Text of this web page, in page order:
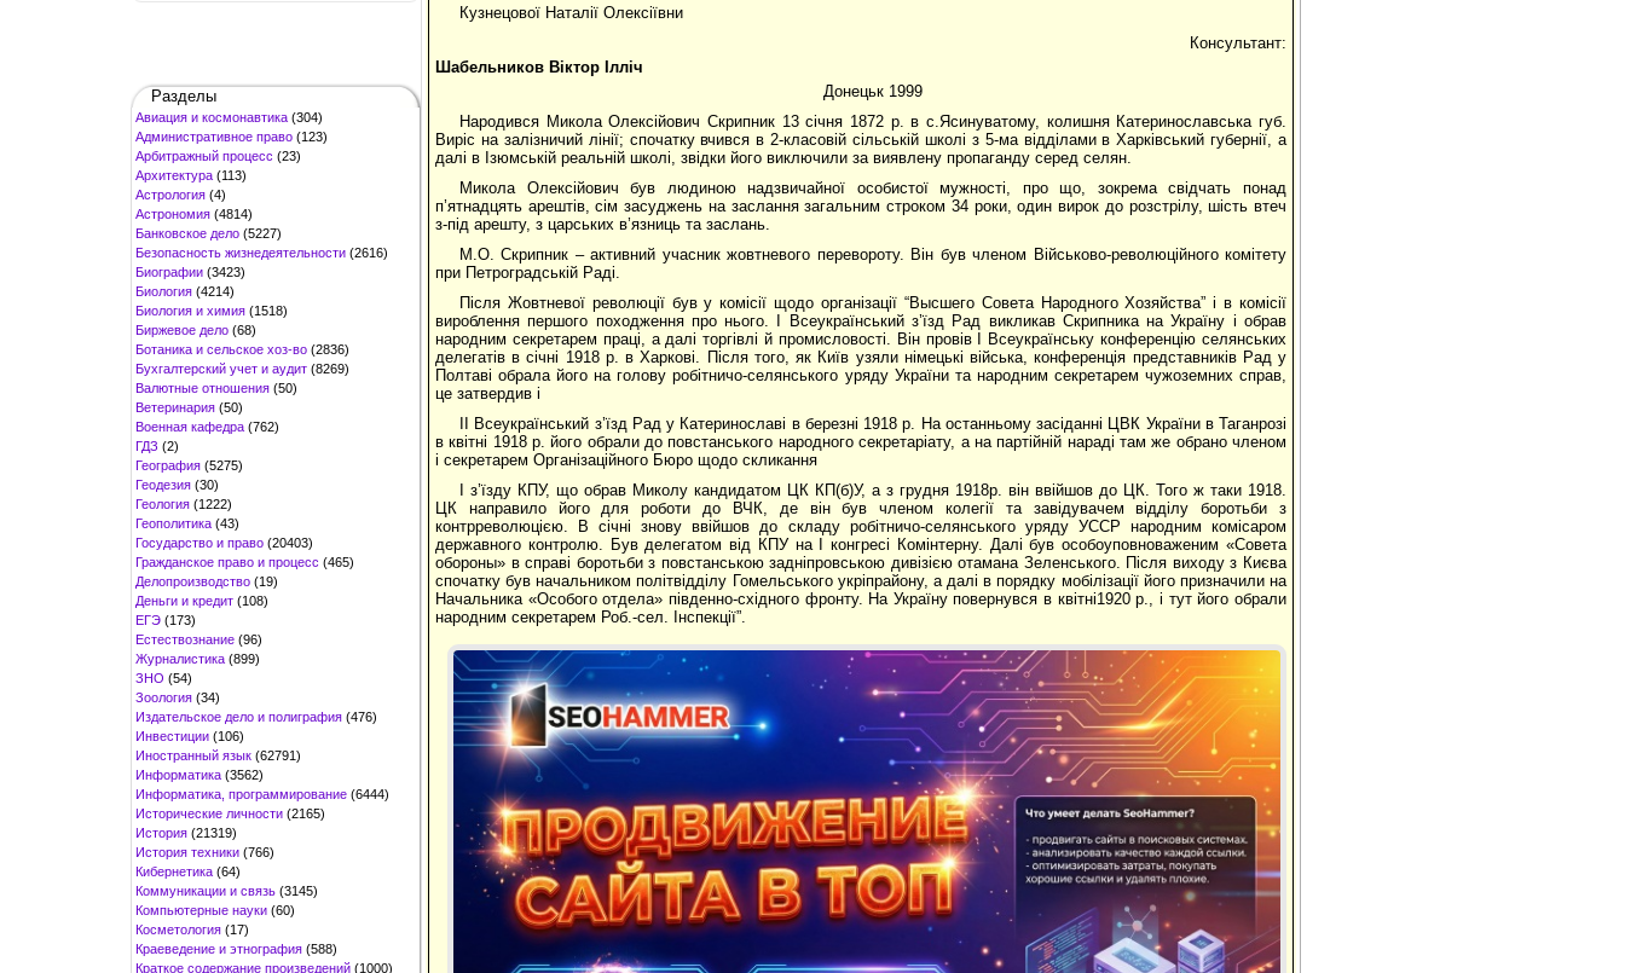
Разделы
Авиация и космонавтика (304)
Административное право (123)
Арбитражный процесс (23)
Архитектура (113)
Астрология (4)
Астрономия (4814)
Банковское дело (5227)
Безопасность жизнедеятельности (2616)
Биографии (3423)
Биология (4214)
Биология и химия (1518)
Биржевое дело (68)
Ботаника и сельское хоз-во (2836)
Бухгалтерский учет и аудит (8269)
Валютные отношения (50)
Ветеринария (50)
Военная кафедра (762)
ГДЗ (2)
География (5275)
Геодезия (30)
Геология (1222)
Геополитика (43)
Государство и право (20403)
Гражданское право и процесс (465)
Делопроизводство (19)
Деньги и кредит (108)
ЕГЭ (173)
Естествознание (96)
Журналистика (899)
ЗНО (54)
Зоология (34)
Издательское дело и полиграфия (476)
Инвестиции (106)
Иностранный язык (62791)
Информатика (3562)
Информатика, программирование (6444)
Исторические личности (2165)
История (21319)
История техники (766)
Кибернетика (64)
Коммуникации и связь (3145)
Компьютерные науки (60)
Косметология (17)
Краеведение и этнография (588)
Краткое содержание произведений (1000)
Кузнецової Наталії Олексіївни
Консультант:
Шабельников Віктор Ілліч
Донецьк 1999
Народився Микола Олексійович Скрипник 13 січня 1872 р. в с.Ясинуватому, колишня Катеринославська губ.
Виріс на залізничий лінії; спочатку вчився в 2-класовій сільській школі з 5-ма відділами в Харківський губернії, а
далі в Ізюмській реальній школі, звідки його виключили за виявлену пропаганду серед селян.
Микола Олексійович був людиною надзвичайної особистої мужності, про що, зокрема свідчать понад
п’ятнадцять арештів, сім засуджень на заслання загальним строком 34 роки, один вирок до розстрілу, шість втеч
з-під арешту, з царських в’язниць та заслань.
М.О. Скрипник – активний учасник жовтневого перевороту. Він був членом Військово-революційного комітету
при Петроградській Раді.
Після Жовтневої революції був у комісії щодо організації “Высшего Совета Народного Хозяйства” і в комісії
вироблення першого походження про нього. I Всеукраїнський з’їзд Рад викликав Скрипника на Україну і обрав
народним секретарем праці, а далі торгівлі й промисловості. Він провів I Всеукраїнську конференцію селянських
делегатів в січні 1918 р. в Харкові. Після того, як Київ узяли німецькі війська, конференція представників Рад у
Полтаві обрала його на голову робітничо-селянського уряду України та народним секретарем чужоземних справ,
це затвердив і
II Всеукраїнський з’їзд Рад у Катеринославі в березні 1918 р. На останньому засіданні ЦВК України в Таганрозі
в квітні 1918 р. його обрали до повстанського народного секретаріату, а на партійній нараді там же обрано членом
і секретарем Організаційного Бюро щодо скликання
I з’їзду КПУ, що обрав Миколу кандидатом ЦК КП(б)У, а з грудня 1918р. він ввійшов до ЦК. Того ж таки 1918.
ЦК направило його для роботи до ВЧК, де він був членом колегії та завідувачем відділу боротьби з
контрреволюцією. В січні знову ввійшов до складу робітничо-селянського уряду УССР народним комісаром
державного контролю. Був делегатом від КПУ на I конгресі Комінтерну. Далі був особоуповноваженим «Совета
обороны» в справі боротьби з повстанською задніпровською дивізією отамана Зеленського. Після виходу з Києва
спочатку був начальником політвідділу Гомельського укріпрайону, а далі в порядку мобілізації його призначили на
Начальника «Особого отдела» південно-східного фронту. На Україну повернувся в квітні1920 р., і тут його обрали
народним секретарем Роб.-сел. Інспекції”.